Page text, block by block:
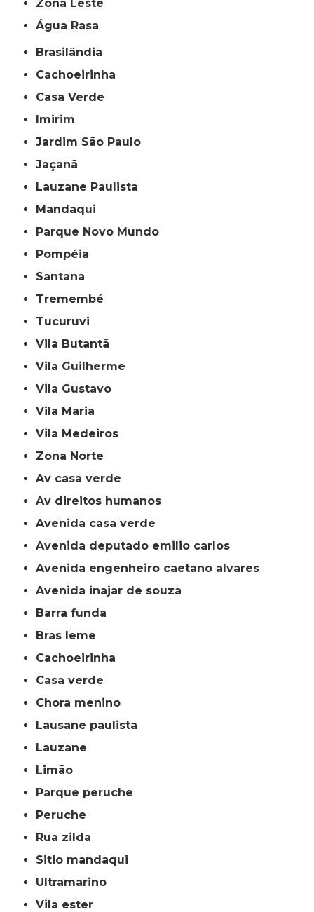
Zona Leste
Água Rasa
Brasilândia
Cachoeirinha
Casa Verde
Imirim
Jardim São Paulo
Jaçanã
Lauzane Paulista
Mandaqui
Parque Novo Mundo
Pompéia
Santana
Tremembé
Tucuruvi
Vila Butantã
Vila Guilherme
Vila Gustavo
Vila Maria
Vila Medeiros
Zona Norte
av casa verde
av direitos humanos
avenida casa verde
avenida deputado emilio carlos
avenida engenheiro caetano alvares
avenida inajar de souza
barra funda
bras leme
cachoeirinha
casa verde
chora menino
lausane paulista
lauzane
limão
parque peruche
peruche
rua zilda
sitio mandaqui
ultramarino
vila ester